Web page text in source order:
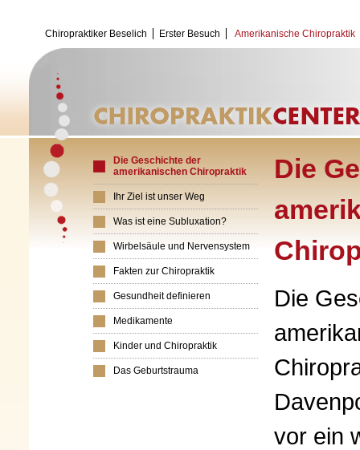
Chiropraktiker Beselich Erster Besuch Amerikanische Chiropraktik
Die Geschichte der
amerikanischen Chiropraktik
Ihr Ziel ist unser Weg
Was ist eine Subluxation?
Wirbelsäule und Nervensystem
Fakten zur Chiropraktik
Gesundheit definieren
Medikamente
Kinder und Chiropraktik
Das Geburtstrauma
Die
Die
vor ein